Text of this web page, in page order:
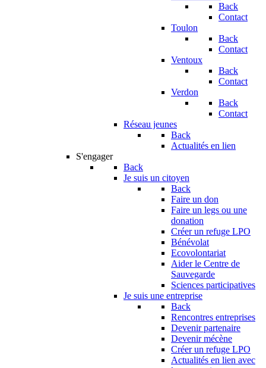
Back
Contact
Toulon
Back
Contact
Ventoux
Back
Contact
Verdon
Back
Contact
Réseau jeunes
Back
Actualités en lien
S'engager
Back
Je suis un citoyen
Back
Faire un don
Faire un legs ou une
donation
Créer un refuge LPO
Bénévolat
Ecovolontariat
Aider le Centre de
Sauvegarde
Sciences participatives
Je suis une entreprise
Back
Rencontres entreprises
Devenir partenaire
Devenir mécène
Créer un refuge LPO
Actualités en lien avec